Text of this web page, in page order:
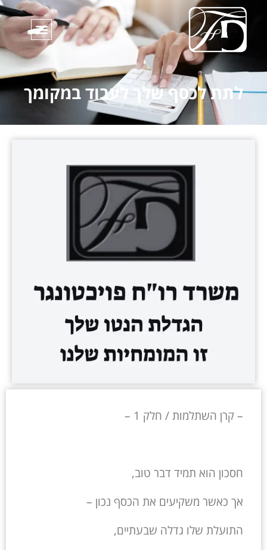
לתת לכסף שלך לעבוד במקומך
– קרן השתלמות / חלק 1 –
חסכון הוא תמיד דבר טוב,
אך כאשר משקיעים את הכסף נכון –
התועלת שלו גדלה שבעתיים,